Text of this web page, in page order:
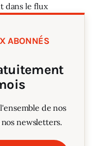
dans le flux
ABONNÉS
de nos
newsletters.